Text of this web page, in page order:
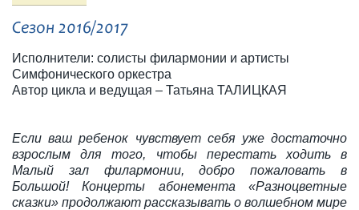
Сезон 2016/2017
Исполнители: солисты филармонии и артисты
Симфонического оркестра
Автор цикла и ведущая – Татьяна ТАЛИЦКАЯ
Если ваш ребенок чувствует себя уже достаточно
взрослым для того, чтобы перестать ходить в
Малый зал филармонии, добро пожаловать в
Большой! Концерты абонемента «Разноцветные
сказки» продолжают рассказывать о волшебном мире